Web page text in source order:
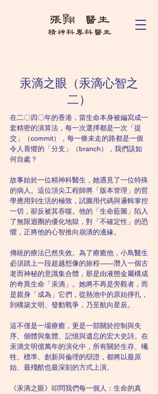
汞滴之眼（汞滴心智之
二）
在二〇四〇年的香港，當生命本身被編寫成一
套精密的演算法，每一次選擇都是一次「提
交」（commit），每一條未走的路都是一個
令人畏懼的「分支」（branch），我們該如
何自處？
故事始於一位精神科醫生，她遇見了一位特殊
的病人。這位頂尖工程師將「版本管理」的哲
學應用到生活的極致，試圖用代碼與邏輯掌控
一切，卻反被其吞噬。他的「生命藍圖」陷入
了無限迴圈的優化地獄，對「不確定性」的恐
懼，正將他的心智推向崩潰的邊緣。
傳統的療法已然失效。為了療癒他，小鳥醫生
必須踏上一段超越想像的旅程——潛入一個古
老而神秘的意識集合體，那是由液態金屬構成
的奇異生命「汞滴」。她將不再是旁觀者，而
是親身「成為」它們，從熱池中的原始掙扎，
到構築文明、發動戰爭，乃至航向星辰。
這不僅是一場療癒，更是一部關於控制與失
序、個體與集體、記憶與遺忘的宏大史詩。在
汞滴文明億萬年的演化中，所有關於生存、犧
牲、標準、創新與倫理的辯證，都將以最原
始、最殘酷也最深刻的方式上演。
《汞滴之眼》叩問我們每一個人：生命的真